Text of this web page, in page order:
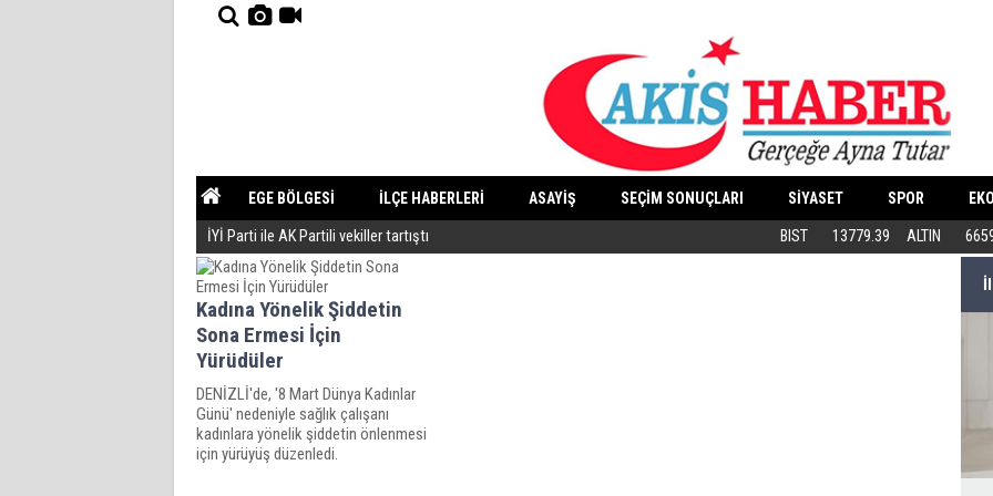
EGE BÖLGESİ İLÇE HABERLERİ ASAYİŞ SEÇİM SONUÇLARI SİYASET SPOR
YAZARLAR GÜNDEM
İYİ Parti ile AK Partili vekiller tartıştı Butik İşletmeler E-Ticarete Başlarken
BIST 13779.39 ALTIN
Kadına Yönelik Şiddetin
Sona Ermesi İçin
Yürüdüler
DENİZLİ'de, '8 Mart Dünya Kadınlar
Günü' nedeniyle sağlık çalışanı
kadınlara yönelik şiddetin önlenmesi
için yürüyüş düzenledi.